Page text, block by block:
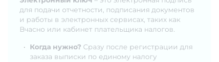
для подачи отчетности, подписания документов
и работы в электронных сервисах, таких как
Вчасно или кабинет плательщика налогов.
Когда нужно? Сразу после регистрации для
заказа выписки по единому налогу